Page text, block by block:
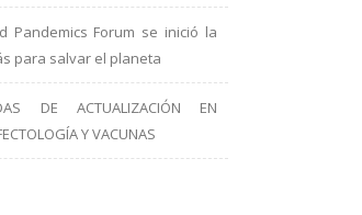
Pandemics Forum se inició la
para salvar el planeta
DE ACTUALIZACIÓN EN
Y VACUNAS